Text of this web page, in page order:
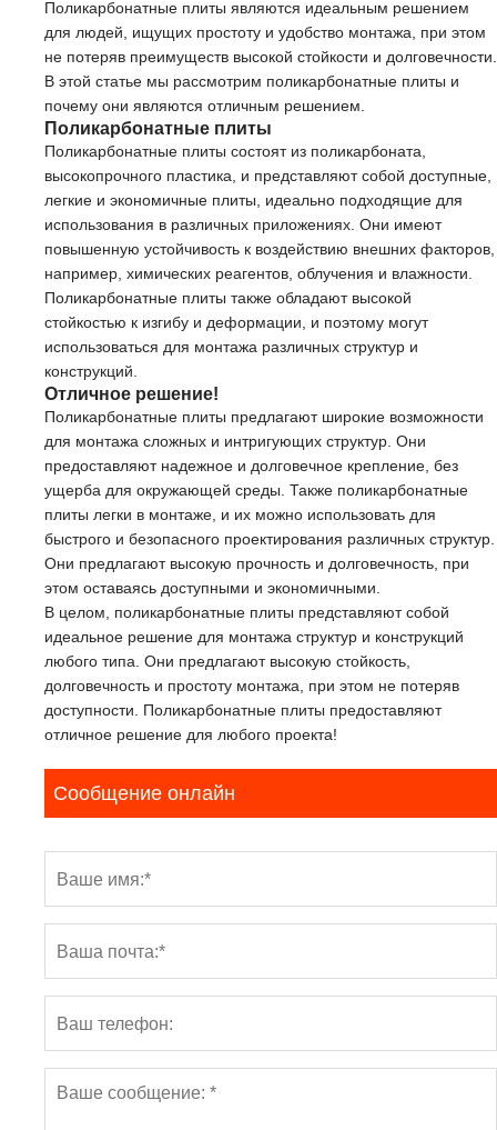
Поликарбонатные плиты являются идеальным решением
для людей, ищущих простоту и удобство монтажа, при этом
не потеряв преимуществ высокой стойкости и долговечности.
В этой статье мы рассмотрим поликарбонатные плиты и
почему они являются отличным решением.
Поликарбонатные плиты
Поликарбонатные плиты состоят из поликарбоната,
высокопрочного пластика, и представляют собой доступные,
легкие и экономичные плиты, идеально подходящие для
использования в различных приложениях. Они имеют
повышенную устойчивость к воздействию внешних факторов,
например, химических реагентов, облучения и влажности.
Поликарбонатные плиты также обладают высокой
стойкостью к изгибу и деформации, и поэтому могут
использоваться для монтажа различных структур и
конструкций.
Отличное решение!
Поликарбонатные плиты предлагают широкие возможности
для монтажа сложных и интригующих структур. Они
предоставляют надежное и долговечное крепление, без
ущерба для окружающей среды. Также поликарбонатные
плиты легки в монтаже, и их можно использовать для
быстрого и безопасного проектирования различных структур.
Они предлагают высокую прочность и долговечность, при
этом оставаясь доступными и экономичными.
В целом, поликарбонатные плиты представляют собой
идеальное решение для монтажа структур и конструкций
любого типа. Они предлагают высокую стойкость,
долговечность и простоту монтажа, при этом не потеряв
доступности. Поликарбонатные плиты предоставляют
отличное решение для любого проекта!
Сообщение онлайн